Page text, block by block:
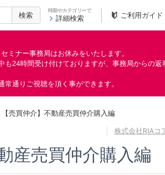
検索
時期やカテゴリーで
詳細検索 ご利用ガイド
ミナー事務局はお休みをいたします。
も24時間受け付けておりますが、事務局からの
通りご視聴を頂く事ができます。
【売買仲介】不動産売買仲介購入編
株式会社RIAコ
産売買仲介購入編